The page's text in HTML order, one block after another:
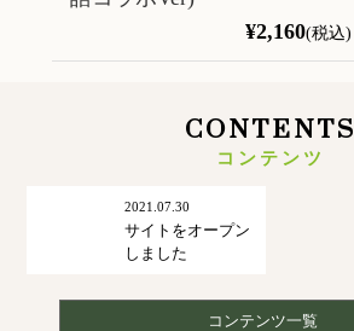
¥2,160(税込)
CONTENTS
コンテンツ
2021.07.30
サイトをオープン
しました
コンテンツ一覧